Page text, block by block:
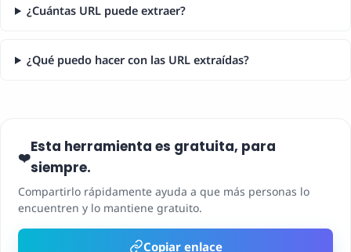
¿Cuántas URL puede extraer?
¿Qué puedo hacer con las URL extraídas?
❤️
Esta herramienta es gratuita, para
siempre.
Compartirlo rápidamente ayuda a que más personas lo
encuentren y lo mantiene gratuito.
Copiar enlace